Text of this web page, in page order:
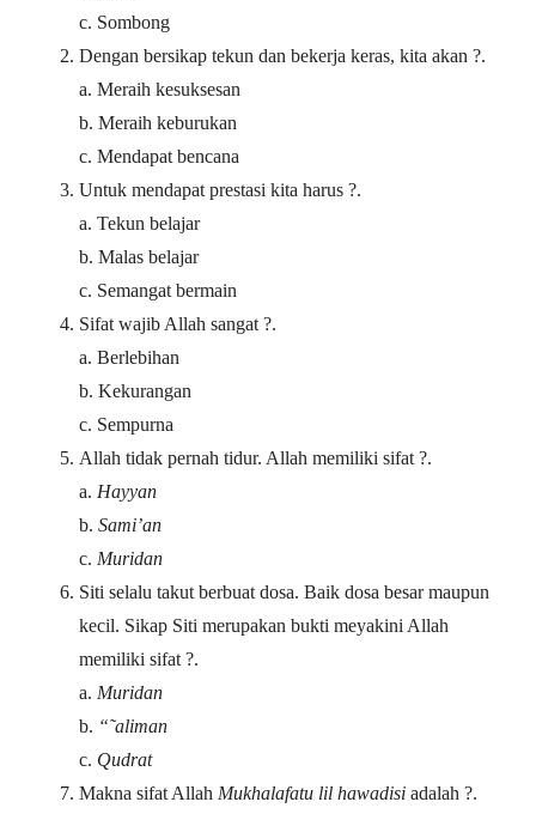
c. Sombong
Dengan bersikap tekun dan bekerja keras, kita akan ?.
a. Meraih kesuksesan
b. Meraih keburukan
c. Mendapat bencana
Untuk mendapat prestasi kita harus ?.
a. Tekun belajar
b. Malas belajar
c. Semangat bermain
Sifat wajib Allah sangat ?.
a. Berlebihan
b. Kekurangan
c. Sempurna
Allah tidak pernah tidur. Allah memiliki sifat ?.
a. Hayyan
b.Sami’an
c. Muridan
Siti selalu takut berbuat dosa. Baik dosa besar maupun
kecil. Sikap Siti merupakan bukti meyakini Allah
memiliki sifat ?.
a. Muridan
b. “˜aliman
c. Qudrat
Makna sifat Allah Mukhalafatu lil hawadisi adalah ?.